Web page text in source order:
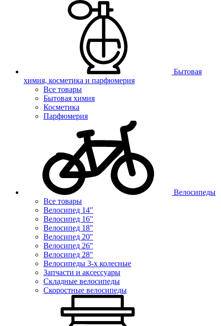
Бытовая
химия, косметика и парфюмерия
Все товары
Бытовая химия
Косметика
Парфюмерия
Велосипеды
Все товары
Велосипед 14"
Велосипед 16"
Велосипед 18"
Велосипед 20"
Велосипед 26"
Велосипед 28"
Велосипеды 3-х колесные
Запчасти и аксессуары
Складные велосипеды
Скоростные велосипеды